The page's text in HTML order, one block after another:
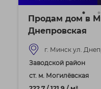
Продам дом в
Днепровская
г. Минск ул.
Заводской район
ст. м. Могилёвская